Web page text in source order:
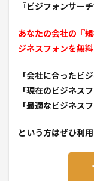
『ビジフォンサー
あなたの会社の『
ジネスフォンを無
「会社に合ったビ
「現在のビジネス
「最適なビジネス
という方はぜひ利